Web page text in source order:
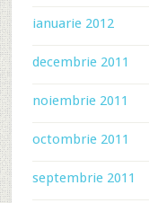
ianuarie 2012
decembrie 2011
noiembrie 2011
octombrie 2011
septembrie 2011